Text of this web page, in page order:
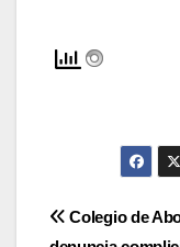
Colegio de